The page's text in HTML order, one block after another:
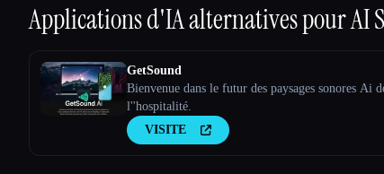
Applications d'IA alternatives pourAI
GetSound
Bienvenue dans le futur des paysages sonores Ai
l''hospitalité.
VISITE